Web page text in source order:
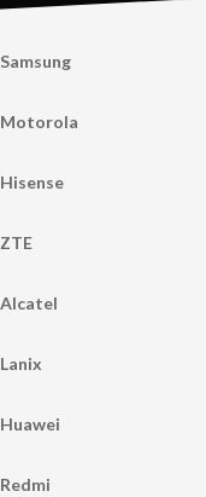
Samsung
Motorola
Hisense
ZTE
Alcatel
Lanix
Huawei
Redmi